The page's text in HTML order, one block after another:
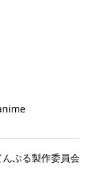
ぷる製作委員会